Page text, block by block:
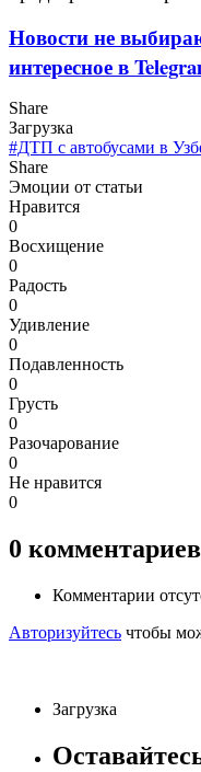
Новости не
интересное в
Share
Загрузка
#ДТП с автобусами в
Share
Эмоции от статьи
Нравится
0
Восхищение
0
Радость
0
Удивление
0
Подавленность
0
Грусть
0
Разочарование
0
Не нравится
0
0 комментариев
Комментарии
Авторизуйтесь чтобы
Загрузка